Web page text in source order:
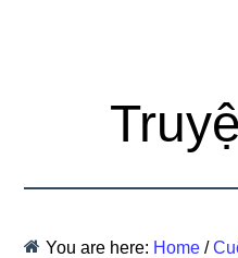
You are here: Home /